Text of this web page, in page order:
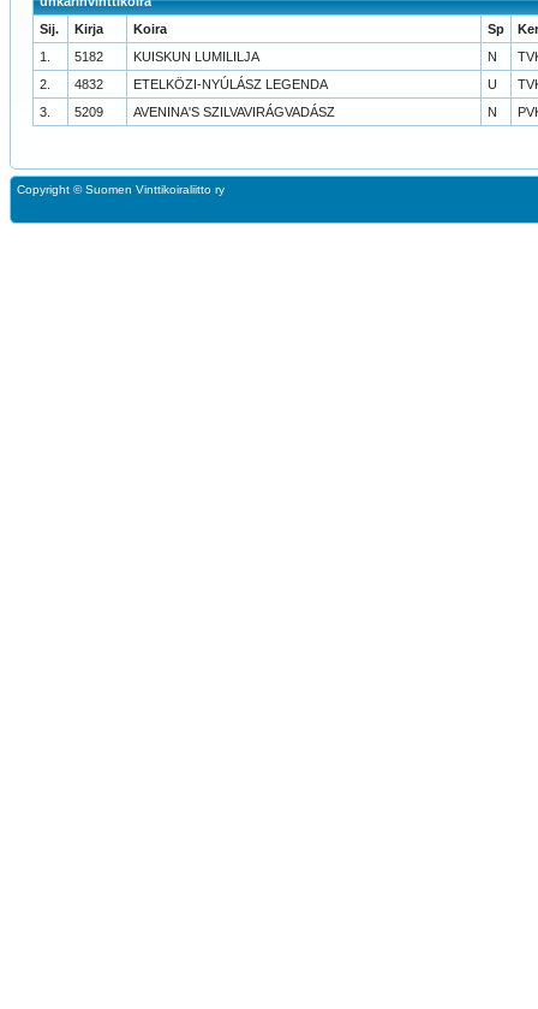
Sij.
Kirja Koira Sp
1.
5182 KUISKUN LUMILILJA N
2.
4832 ETELKÖZI-NYÚLÁSZ LEGENDA U
3.
5209 AVENINA'S SZILVAVIRÁGVADÁSZ N
Copyright ©Suomen Vinttikoiraliitto ry